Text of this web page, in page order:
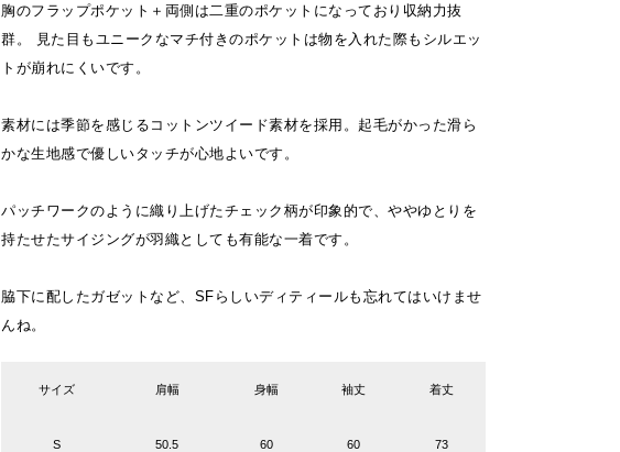
胸のフラップポケット＋両側は二重のポケットになっており収納力抜
群。 見た目もユニークなマチ付きのポケットは物を入れた際もシルエッ
トが崩れにくいです。
素材には季節を感じるコットンツイード素材を採用。起毛がかった滑ら
かな生地感で優しいタッチが心地よいです。
パッチワークのように織り上げたチェック柄が印象的で、ややゆとりを
持たせたサイジングが羽織としても有能な一着です。
脇下に配したガゼットなど、SFらしいディティールも忘れてはいけませ
んね。
サイズ 肩幅 身幅 袖丈 着丈
S 50.5 60 60 73